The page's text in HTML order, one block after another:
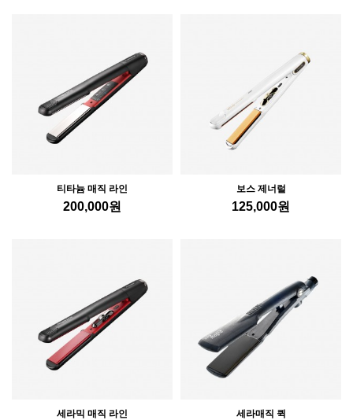
티타늄 매직 라인
200,000원
보스 제너럴
125,000원
세라믹 매직 라인 세라매직 퀵